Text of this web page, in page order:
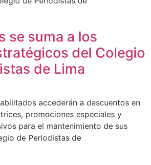
se suma a los
del Colegio
de Lima
accederán a descuentos en
promociones especiales y
para el mantenimiento de sus
de Periodistas de